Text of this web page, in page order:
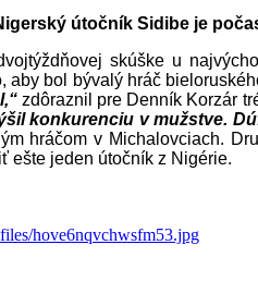
útočník Sidibe je
skúške u
aby bol bývalý hráč
zdôraznil pre Denník Korzár
konkurenciu v mužstve.
hráčom v Michalovciach.
ešte jeden útočník z Nigérie.